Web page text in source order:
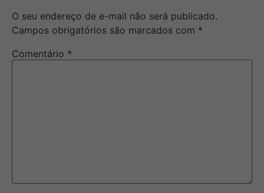
O seu endereço de e-mail não será publicado.
Campos obrigatórios são marcados com *
Comentário *